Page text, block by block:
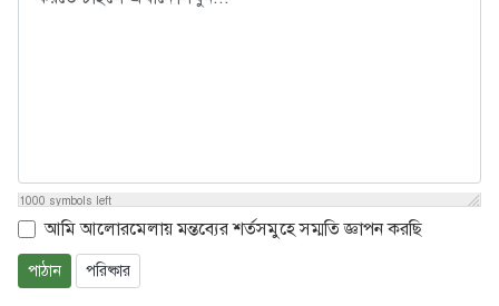
1000 symbols left
আমি আলোরমেলায় মন্তব্যের শর্তসমুহে সম্মতি জ্ঞাপন করছি
পাঠান পরিষ্কার